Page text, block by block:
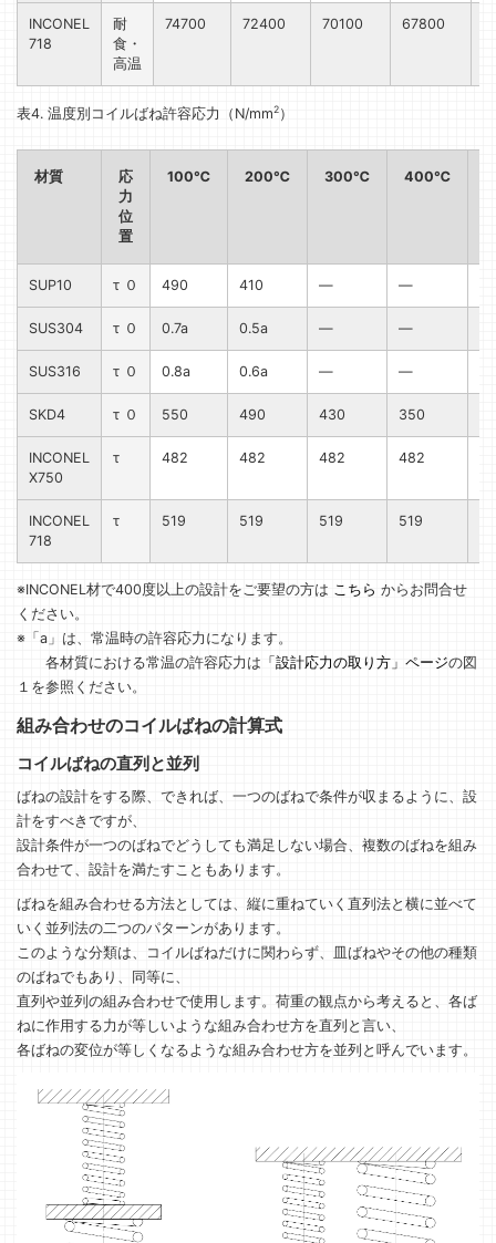
INCONEL
718
耐
食・
高温
74700 72400 70100 67800
表4. 温度別コイルばね許容応⼒（N/mm2）
材質
応
力
位
置
100℃ 200℃ 300℃ 400℃
SUP10 τ ０ 490 410 — —
SUS304 τ ０ 0.7a 0.5a — —
SUS316 τ ０ 0.8a 0.6a — —
SKD4 τ ０ 550 490 430 350
INCONEL
X750
τ 482 482 482 482
INCONEL
718
τ 519 519 519 519
※INCONEL材で400度以上の設計をご要望の方は こちら からお問合せ
ください。
※「a」は、常温時の許容応力になります。
各材質における常温の許容応力は 「設計応力の取り方」ページの図
１を参照ください。
組み合わせのコイルばねの計算式
コイルばねの直列と並列
ばねの設計をする際、できれば、一つのばねで条件が収まるように、設
計をすべきですが、
設計条件が一つのばねでどうしても満足しない場合、複数のばねを組み
合わせて、設計を満たすこともあります。
ばねを組み合わせる方法としては、縦に重ねていく直列法と横に並べて
いく並列法の二つのパターンがあります。
このような分類は、コイルばねだけに関わらず、皿ばねやその他の種類
のばねでもあり、同等に、
直列や並列の組み合わせで使用します。荷重の観点から考えると、各ば
ねに作用する力が等しいような組み合わせ方を直列と言い、
各ばねの変位が等しくなるような組み合わせ方を並列と呼んでいます。